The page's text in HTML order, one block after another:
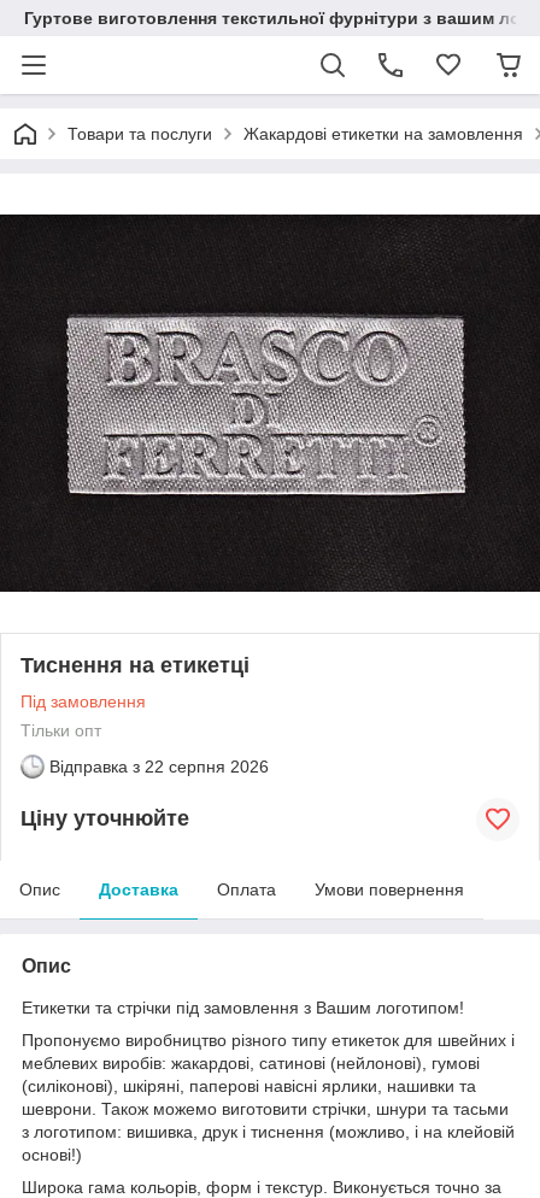
Гуртове виготовлення текстильної фурнітури з вашим
Товари та послуги Жакардові етикетки на замовлення
Тиснення на етикетці
Під замовлення
Тільки опт
Відправка з 22 серпня 2026
Ціну уточнюйте
Опис Доставка Оплата Умови повернення
Опис
Етикетки та стрічки під замовлення з Вашим логотипом!
Пропонуємо виробництво різного типу етикеток для швейних і
меблевих виробів: жакардові, сатинові (нейлонові), гумові
(силіконові), шкіряні, паперові навісні ярлики, нашивки та
шеврони. Також можемо виготовити стрічки, шнури та тасьми
з логотипом: вишивка, друк і тиснення (можливо, і на клейовій
основі!)
Широка гама кольорів, форм і текстур. Виконується точно за